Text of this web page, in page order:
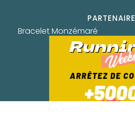
PARTENAIRE
Bracelet Monzémaré